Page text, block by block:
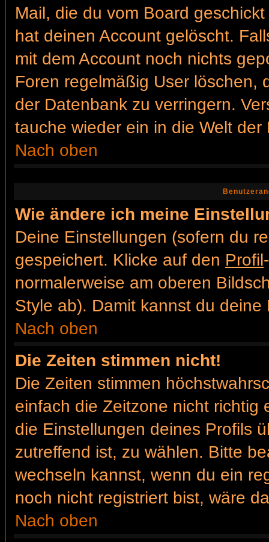
Mail, die du vom Board
hat deinen Account gelöscht.
mit dem Account noch nichts
Foren regelmäßig User löschen,
der Datenbank zu verringern.
tauche wieder ein in die Welt der
Nach oben
Wie ändere ich meine
Deine Einstellungen (sofern du
gespeichert. Klicke auf den Profil
normalerweise am oberen
Style ab). Damit kannst du
Nach oben
Die Zeiten stimmen nicht!
Die Zeiten stimmen
einfach die Zeitzone nicht richtig
die Einstellungen deines Profils
zutreffend ist, zu wählen. Bitte
wechseln kannst, wenn du ein
noch nicht registriert bist, wäre
Nach oben